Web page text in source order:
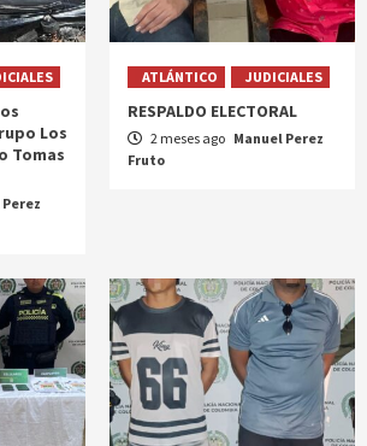
Los
Tomas
ATLÁNTICO JUDICIALES
RESPALDO ELECTORAL
2 meses ago Manuel Perez
Fruto